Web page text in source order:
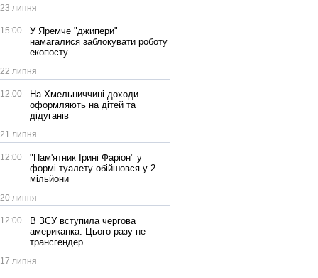
23 липня
15:00
У Яремче "джипери"
намагалися заблокувати роботу
екопосту
22 липня
12:00
На Хмельниччині доходи
оформляють на дітей та
дідуганів
21 липня
12:00
"Пам'ятник Ірині Фаріон" у
формі туалету обійшовся у 2
мільйони
20 липня
12:00
В ЗСУ вступила чергова
американка. Цього разу не
трансгендер
17 липня